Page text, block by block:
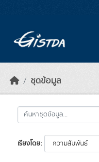
ชุดข้อมูล
เรียงโดย